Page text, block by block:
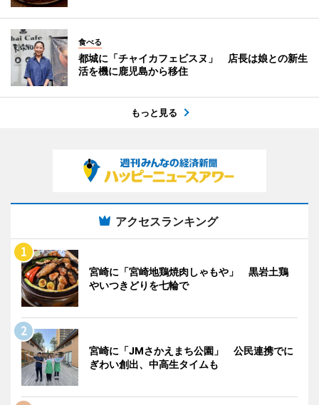
食べる
都城に「チャイカフェビスヌ」 店長は娘との新生
活を機に鹿児島から移住
もっと見る
アクセスランキング
宮崎に「宮崎地鶏焼肉しゃもや」 黒岩土鶏
やいつきどりを七輪で
宮崎に「JMさかえまち公園」 公民連携でに
ぎわい創出、中高生タイムも